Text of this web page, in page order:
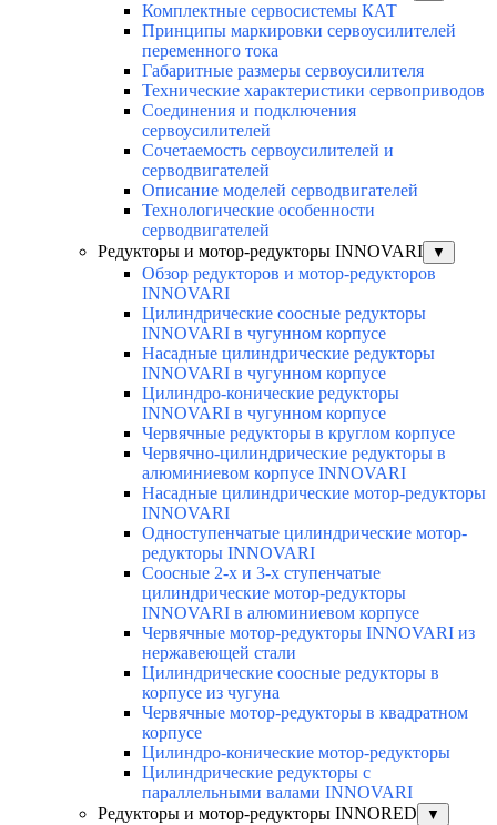
Комплектные сервосистемы КАТ
Принципы маркировки сервоусилителей
переменного тока
Габаритные размеры сервоусилителя
Технические характеристики сервоприводов
Соединения и подключения
сервоусилителей
Сочетаемость сервоусилителей и
серводвигателей
Описание моделей серводвигателей
Технологические особенности
серводвигателей
Редукторы и мотор-редукторы INNOVARI
▼
Обзор редукторов и мотор-редукторов
INNOVARI
Цилиндрические соосные редукторы
INNOVARI в чугунном корпусе
Насадные цилиндрические редукторы
INNOVARI в чугунном корпусе
Цилиндро-конические редукторы
INNOVARI в чугунном корпусе
Червячные редукторы в круглом корпусе
Червячно-цилиндрические редукторы в
алюминиевом корпусе INNOVARI
Насадные цилиндрические мотор-редукторы
INNOVARI
Одноступенчатые цилиндрические мотор-
редукторы INNOVARI
Соосные 2-х и 3-х ступенчатые
цилиндрические мотор-редукторы
INNOVARI в алюминиевом корпусе
Червячные мотор-редукторы INNOVARI из
нержавеющей стали
Цилиндрические соосные редукторы в
корпусе из чугуна
Червячные мотор-редукторы в квадратном
корпусе
Цилиндро-конические мотор-редукторы
Цилиндрические редукторы с
параллельными валами INNOVARI
Редукторы и мотор-редукторы INNORED
▼